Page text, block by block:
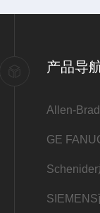
产品导
Allen-
GE
SIEMENS